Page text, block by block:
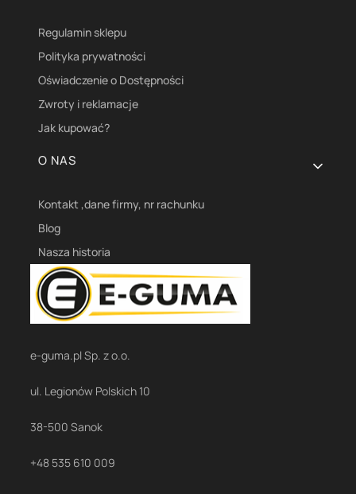
Regulamin sklepu
Polityka prywatności
Oświadczenie o Dostępności
Zwroty i reklamacje
Jak kupować?
O NAS
Kontakt ,dane firmy, nr rachunku
Blog
Nasza historia
e-guma.pl Sp. z o.o.
ul. Legionów Polskich 10
38-500 Sanok
+48 535 610 009